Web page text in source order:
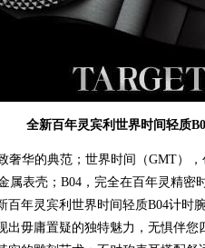
全新百年灵宾利世界时间轻质
华的典范；世界时间（GMT），
属表壳；B04，完全在百年灵精密
百年灵宾利世界时间轻质B04计时
出毋庸置疑的独特魅力，无惧伴